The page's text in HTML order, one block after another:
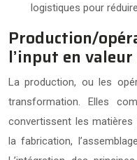
logistiques pour
Production/
l’input en
La production, ou les
transformation. Elles
convertissent les
la fabrication,